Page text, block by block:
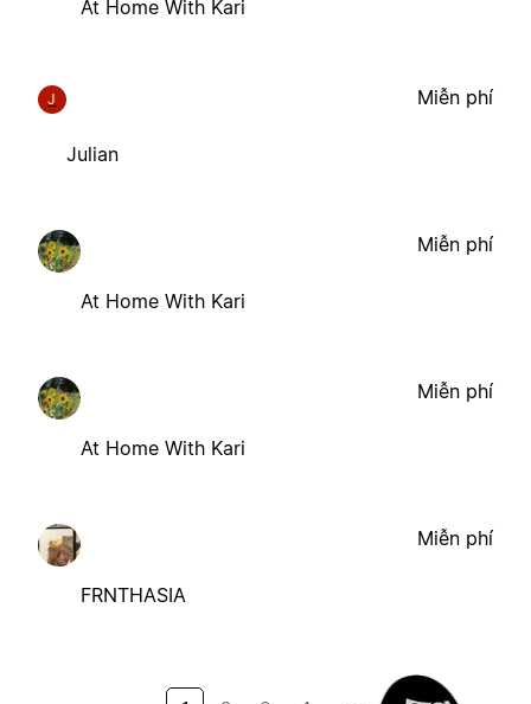
At Home With Kari
J
Julian
Miễn phí
At Home With Kari
Miễn phí
At Home With Kari
Miễn phí
FRNTHASIA
Miễn phí